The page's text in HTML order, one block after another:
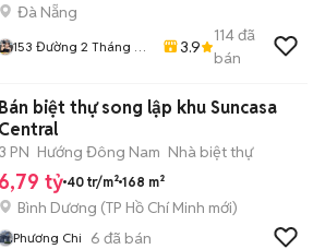
Đà Nẵng
153 Đường 2 Tháng 9
3.9
114đã
bán
Bán biệt thự song lập khu Suncasa
Central
3 PN Hướng Đông Nam Nhà biệt thự
6,79 tỷ 40 tr/m² 168 m²
Bình Dương (TP Hồ Chí Minh mới)
Phương Chi 6 đã bán